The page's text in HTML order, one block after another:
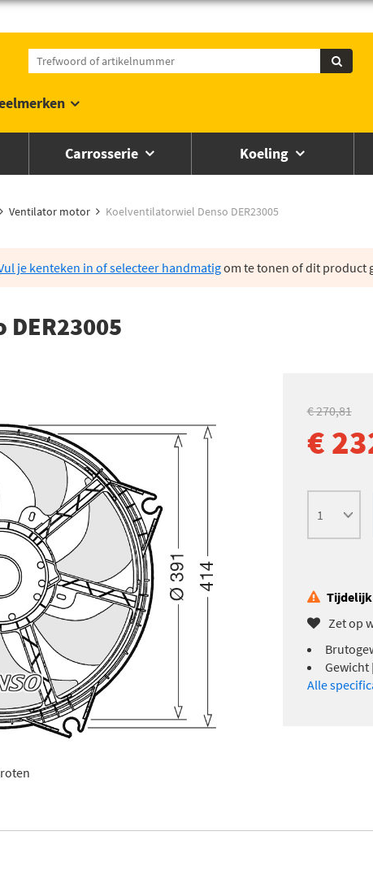
Carrosserie Koeling
Ventilator motor Koelventilatorwiel Denso DER23005
je kenteken in of selecteer handmatigom te tonen of dit product
€ 270,81
€
Zet op
Gewicht
Alle